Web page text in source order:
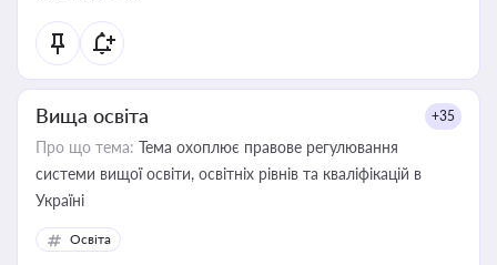
Вища освіта +35
Про що тема: Тема охоплює правове регулювання
системи вищої освіти, освітніх рівнів та кваліфікацій в
Україні
Освіта